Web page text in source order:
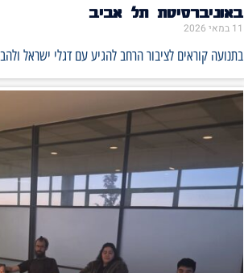
באוניברסיטת תל אביב
11 במאי 2026
בתנועה קוראים לציבור הרחב להגיע עם דגלי ישראל